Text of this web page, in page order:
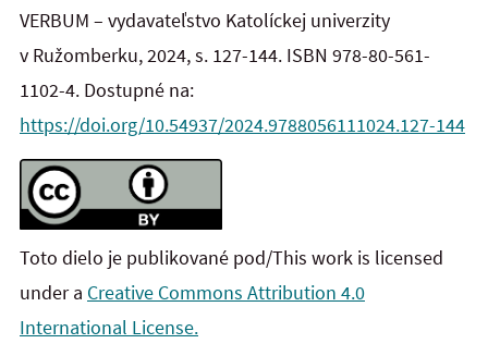
VERBUM – vydavateľstvo Katolíckej univerzity
v Ružomberku, 2024, s. 127-144. ISBN 978-80-561-
1102-4. Dostupné na:
https://doi.org/10.54937/2024.9788056111024.127-144
Toto dielo je publikované pod/This work is licensed
under a Creative Commons Attribution 4.0
International License.